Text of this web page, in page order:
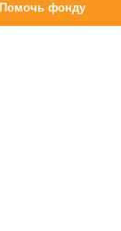
Помочь фонду